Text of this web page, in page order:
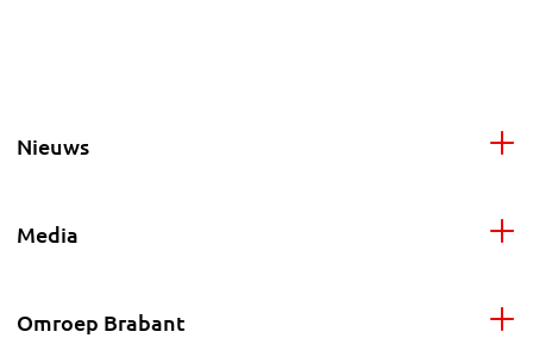
Nieuws
Media
Omroep Brabant